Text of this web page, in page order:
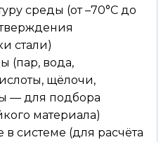
среды (от –70°С до
стали)
(пар, вода,
щёлочи,
— для подбора
материала)
системе (для расчёта